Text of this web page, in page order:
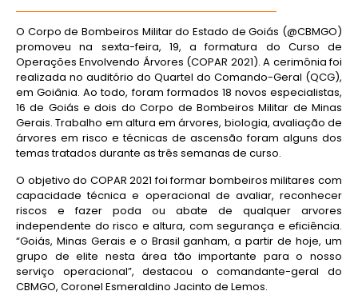
O Corpo de Bombeiros Militar do Estado de Goiás (@CBMGO)
promoveu na sexta-feira, 19, a formatura do Curso de
Operações Envolvendo Árvores (COPAR 2021). A cerimônia foi
realizada no auditório do Quartel do Comando-Geral (QCG),
em Goiânia. Ao todo, foram formados 18 novos especialistas,
16 de Goiás e dois do Corpo de Bombeiros Militar de Minas
Gerais. Trabalho em altura em árvores, biologia, avaliação de
árvores em risco e técnicas de ascensão foram alguns dos
temas tratados durante as três semanas de curso.
O objetivo do COPAR 2021 foi formar bombeiros militares com
capacidade técnica e operacional de avaliar, reconhecer
riscos e fazer poda ou abate de qualquer arvores
independente do risco e altura, com segurança e eficiência.
“Goiás, Minas Gerais e o Brasil ganham, a partir de hoje, um
grupo de elite nesta área tão importante para o nosso
serviço operacional”, destacou o comandante-geral do
CBMGO, Coronel Esmeraldino Jacinto de Lemos.